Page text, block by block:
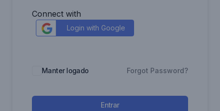
Connect with
Login with Google
Manter logado Forgot Password?
Entrar